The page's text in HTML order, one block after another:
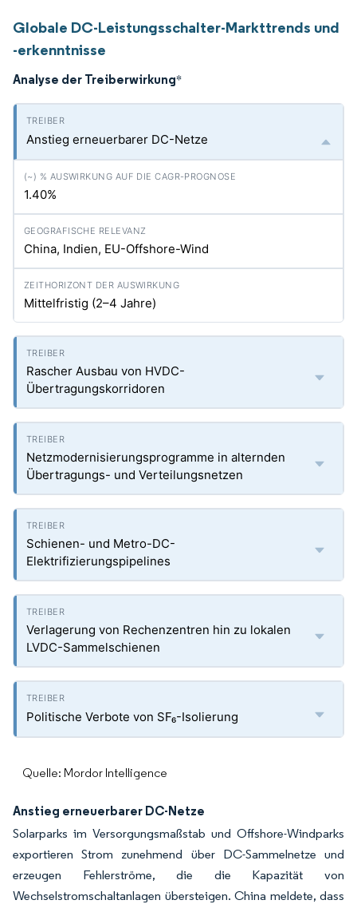
Globale DC-Leistungsschalter-Markttrends und
-erkenntnisse
Analyse der Treiberwirkung*
Anstieg erneuerbarer DC-Netze
1.40%
China, Indien, EU-Offshore-Wind
Mittelfristig (2–4 Jahre)
Rascher Ausbau von HVDC-
Übertragungskorridoren
Netzmodernisierungsprogramme in alternden
Übertragungs- und Verteilungsnetzen
Schienen- und Metro-DC-
Elektrifizierungspipelines
Verlagerung von Rechenzentren hin zu lokalen
LVDC-Sammelschienen
Politische Verbote von SF₆-Isolierung
Quelle: Mordor Intelligence
Anstieg erneuerbarer DC-Netze
Solarparks im Versorgungsmaßstab und Offshore-Windparks
exportieren Strom zunehmend über DC-Sammelnetze und
erzeugen Fehlerströme, die die Kapazität von
Wechselstromschaltanlagen übersteigen. China meldete, dass